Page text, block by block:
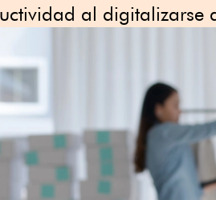
al digitalizarse